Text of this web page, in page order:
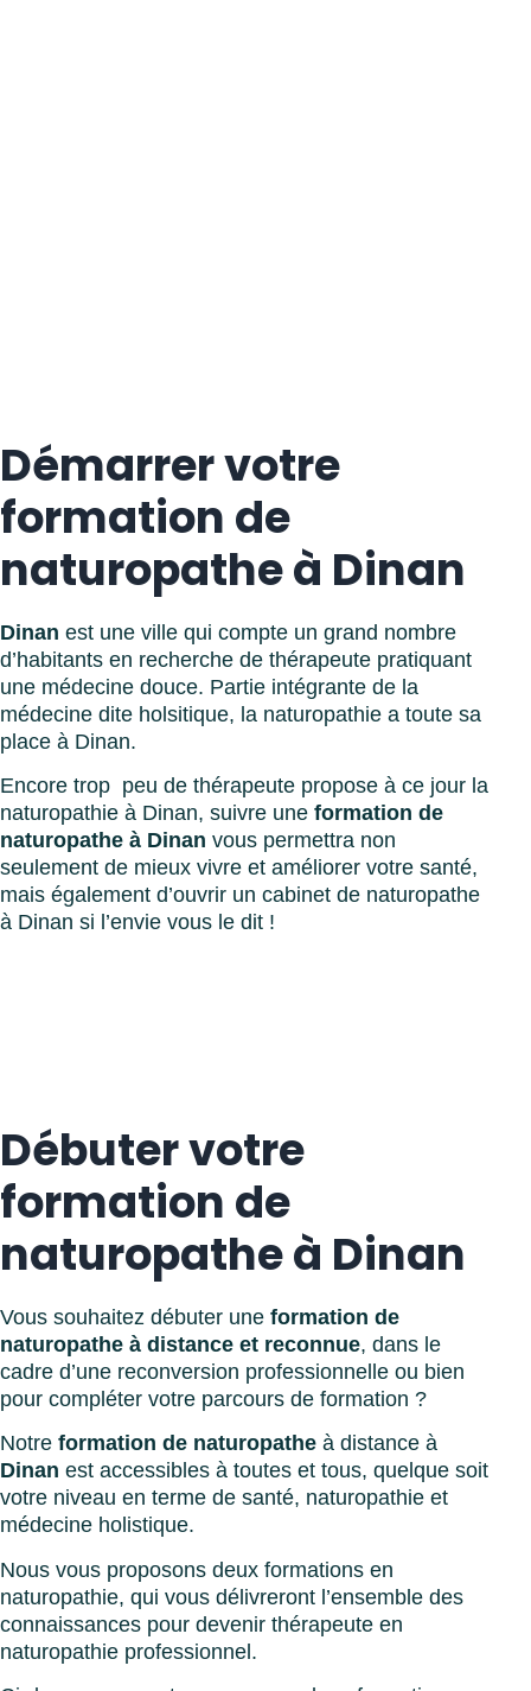
Démarrer votre
formation de
naturopathe à Dinan
Dinan est une ville qui compte un grand nombre
d’habitants en recherche de thérapeute pratiquant
une médecine douce. Partie intégrante de la
médecine dite holsitique, la naturopathie a toute sa
place à Dinan.
Encore trop peu de thérapeute propose à ce jour la
naturopathie à Dinan, suivre une formation de
naturopathe à Dinan vous permettra non
seulement de mieux vivre et améliorer votre santé,
mais également d’ouvrir un cabinet de naturopathe
à Dinan si l’envie vous le dit !
Débuter votre
formation de
naturopathe à Dinan
Vous souhaitez débuter une formation de
naturopathe à distance et reconnue, dans le
cadre d’une reconversion professionnelle ou bien
pour compléter votre parcours de formation ?
Notre formation de naturopathe à distance à
Dinan est accessibles à toutes et tous, quelque soit
votre niveau en terme de santé, naturopathie et
médecine holistique.
Nous vous proposons deux formations en
naturopathie, qui vous délivreront l’ensemble des
connaissances pour devenir thérapeute en
naturopathie professionnel.